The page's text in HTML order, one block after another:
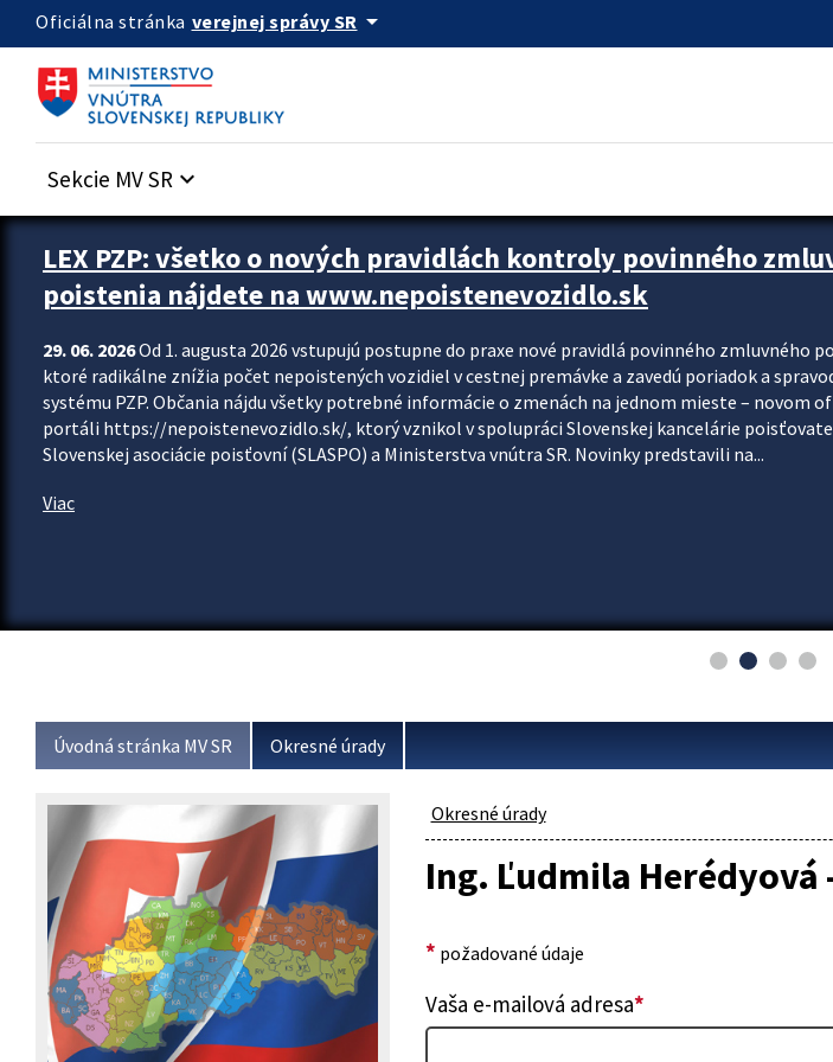
Preskocit na hlavný obsah
Oficiálna stránka verejnej správy SR arrow_drop_down
Sekcie MV SR keyboard_arrow_down
Zastavit automatický posun upútavok
LEX PZP: všetko o nových pravidlách kontroly povinného
poistenia nájdete na www.nepoistenevozidlo.sk
29. 06. 2026Od 1. augusta 2026 vstupujú postupne do praxe nové pravidlá povinného zmluvného
ktoré radikálne znížia počet nepoistených vozidiel v cestnej premávke a zavedú poriadok a
systému PZP. Občania nájdu všetky potrebné informácie o zmenách na jednom mieste – novom
portáli https://nepoistenevozidlo.sk/, ktorý vznikol v spolupráci Slovenskej kancelárie
Slovenskej asociácie poisťovní (SLASPO) a Ministerstva vnútra SR. Novinky predstavili na...
Viac
Úvodná stránka MV SR Okresné úrady
Okresné úrady
Ing. Ľudmila
* požadované údaje
Vaša e-mailová adresa*